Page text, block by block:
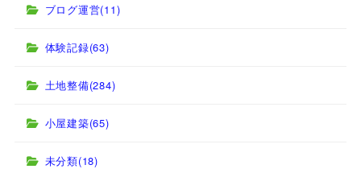
ブログ運営(11)
体験記録(63)
土地整備(284)
小屋建築(65)
未分類(18)